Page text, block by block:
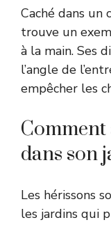
Caché dans
trouve un
à la main. Ses
l’angle de
empêcher les
dans son
Les hérissons
les jardins qui